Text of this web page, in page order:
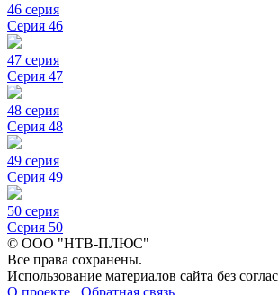
46 серия
Серия 46
47 серия
Серия 47
48 серия
Серия 48
49 серия
Серия 49
50 серия
Серия 50
© ООО "НТВ-ПЛЮС"
Все права сохранены.
Использование материалов сайта без
О проекте
Обратная связь